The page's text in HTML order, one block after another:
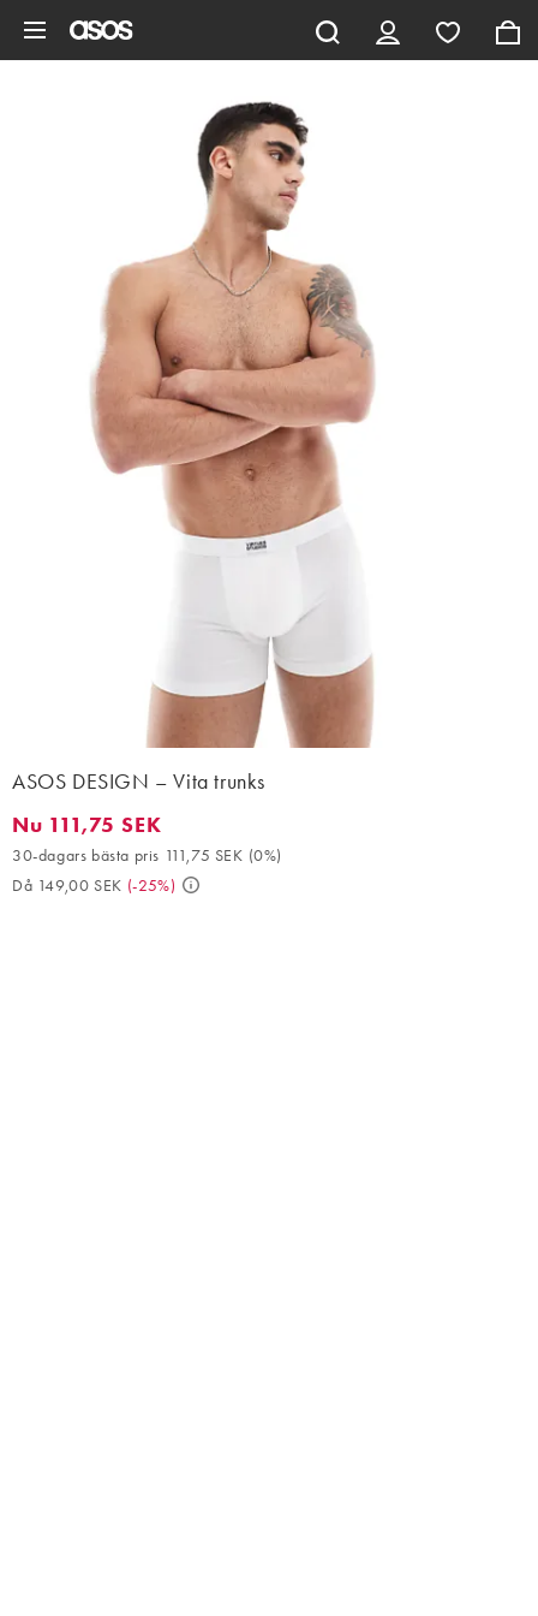
ASOS DESIGN – Vita trunks
Nu 111,75 SEK. 30-dagars bästa pris 111,75 SEK (0%). Då
Nu 111,75 SEK
30-dagars bästa pris 111,75 SEK (0%)
Då 149,00 SEK (-25%)